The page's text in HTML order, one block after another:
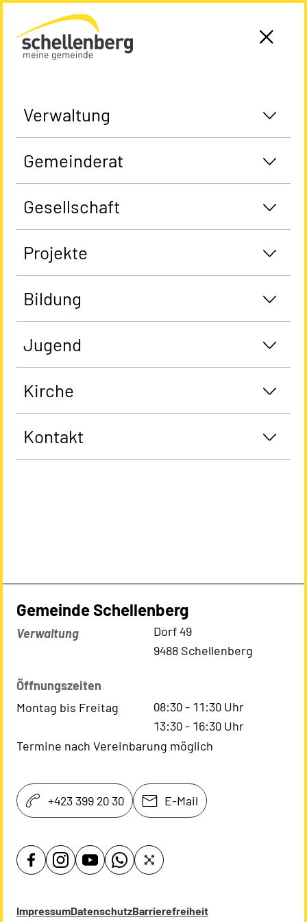
Gemeinde Schellenberg Startseite
Verwaltung
Gemeinderat
Gesellschaft
Projekte
Bildung
Jugend
Kirche
Kontakt
Gemeinde Schellenberg
Verwaltung
Dorf 49
9488 Schellenberg
Öffnungszeiten
Montag bis Freitag
08:30- 11:30 Uhr
13:30- 16:30 Uhr
Termine nach Vereinbarung möglich
+423 399 20 30 E-Mail
ImpressumDatenschutzBarrierefreiheit